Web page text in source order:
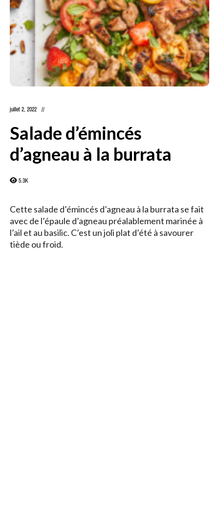
juillet 2, 2022
Salade d’émincés
d’agneau à la burrata
5.3K
Cette salade d’émincés d’agneau à la burrata se fait
avec de l’épaule d’agneau préalablement marinée à
l’ail et au basilic. C’est un joli plat d’été à savourer
tiède ou froid.